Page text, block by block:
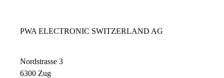
PWA ELECTRONIC SWITZERLAND AG
Nordstrasse 3
6300 Zug